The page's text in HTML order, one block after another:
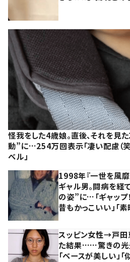
怪我をした4歳娘。直後、それを見
動”に…254万回表示「凄い配慮（笑
ベル」
1998年『一世を風
ギャル男。闘病を経
の姿”に…「ギャップ！
昔もかっこいい」「素
スッピン女性→戸田
た結果……驚きの光
「ベースが美しい」「似